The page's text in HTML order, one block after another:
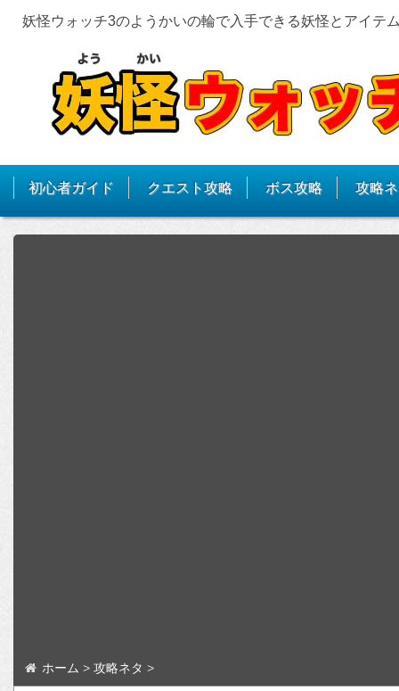
妖怪ウォッチ3のようかいの輪で入手できる妖怪とアイテ
初心者ガイド クエスト攻略 ボス攻略 攻略
ホーム > 攻略ネタ >